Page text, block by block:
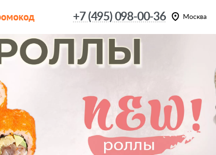
+7 (495) 098-00-36 Москва